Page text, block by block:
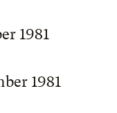
1981
1981